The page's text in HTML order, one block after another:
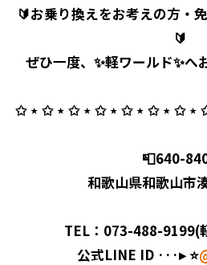
🔰お乗り換えをお考えの方・
🔰
ぜひ一度、✨軽ワールド✨へ
✩ ⋆ ✩ ⋆ ✩ ⋆ ✩ ⋆ ✩ ⋆ ✩ ⋆ ✩ ⋆
📮640-
和歌山県和歌山市
TEL：073-488-9199(
公式LINE ID ···▸ ⭐️